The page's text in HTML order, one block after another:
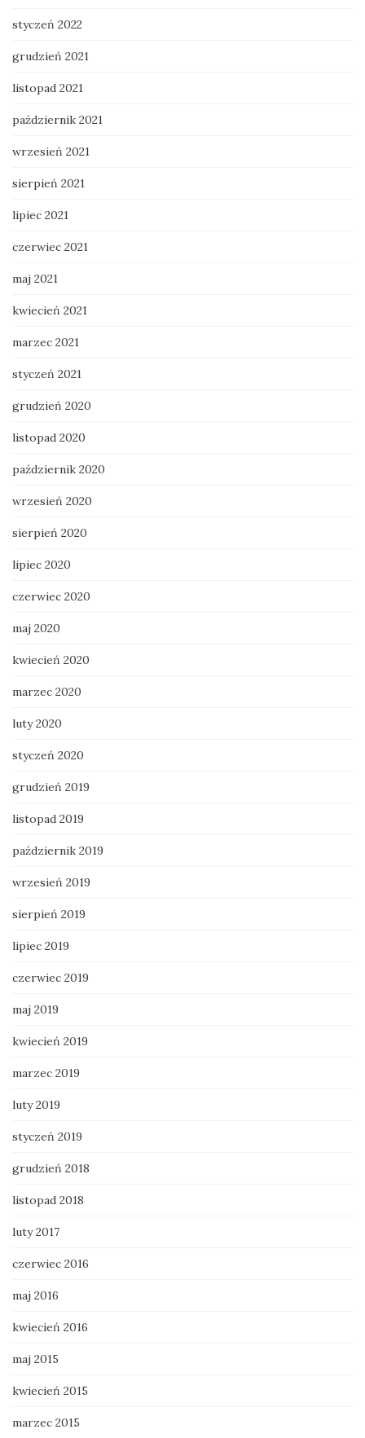
styczeń 2022
grudzień 2021
listopad 2021
październik 2021
wrzesień 2021
sierpień 2021
lipiec 2021
czerwiec 2021
maj 2021
kwiecień 2021
marzec 2021
styczeń 2021
grudzień 2020
listopad 2020
październik 2020
wrzesień 2020
sierpień 2020
lipiec 2020
czerwiec 2020
maj 2020
kwiecień 2020
marzec 2020
luty 2020
styczeń 2020
grudzień 2019
listopad 2019
październik 2019
wrzesień 2019
sierpień 2019
lipiec 2019
czerwiec 2019
maj 2019
kwiecień 2019
marzec 2019
luty 2019
styczeń 2019
grudzień 2018
listopad 2018
luty 2017
czerwiec 2016
maj 2016
kwiecień 2016
maj 2015
kwiecień 2015
marzec 2015